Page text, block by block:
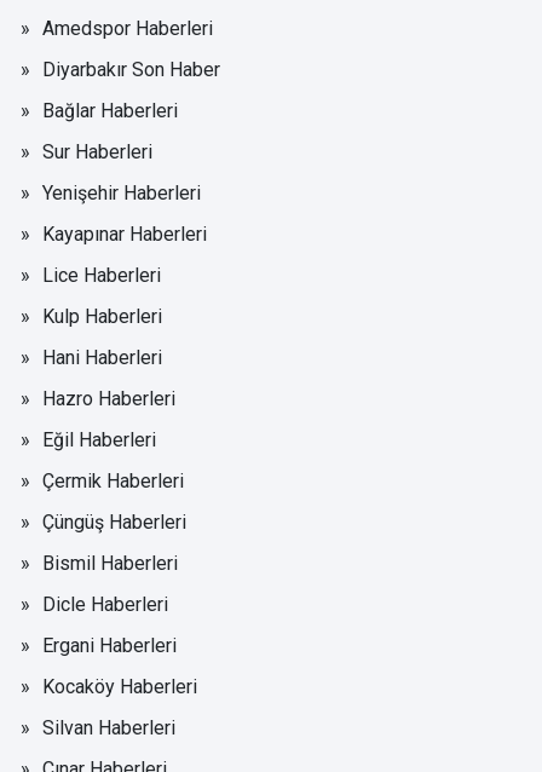
Amedspor Haberleri
Diyarbakır Son Haber
Bağlar Haberleri
Sur Haberleri
Yenişehir Haberleri
Kayapınar Haberleri
Lice Haberleri
Kulp Haberleri
Hani Haberleri
Hazro Haberleri
Eğil Haberleri
Çermik Haberleri
Çüngüş Haberleri
Bismil Haberleri
Dicle Haberleri
Ergani Haberleri
Kocaköy Haberleri
Silvan Haberleri